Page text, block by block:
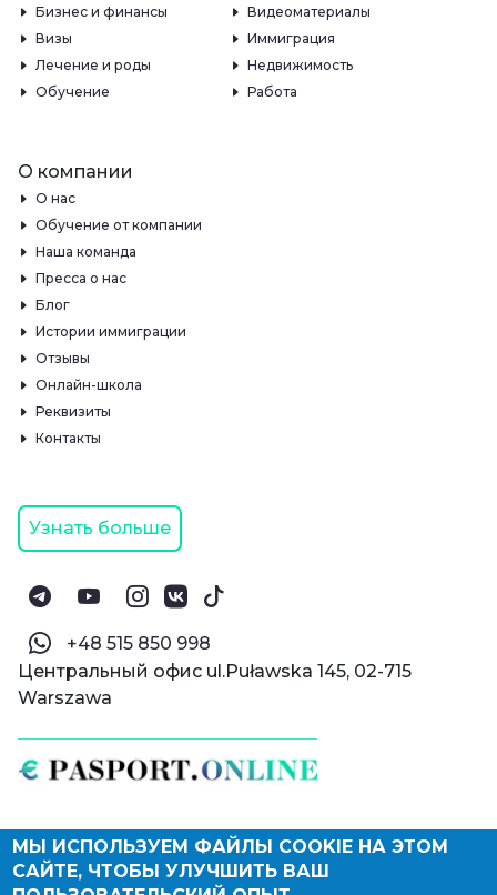
© Паспорт Онлайн 2019—2026
Политика конфиденциальности
Бизнес и финансы
Видеоматериалы
Визы
Иммиграция
Лечение и роды
Недвижимость
Обучение
Работа
О компании
О нас
Обучение от компании
Наша команда
Пресса о нас
Блог
Истории иммиграции
Отзывы
Онлайн-школа
Реквизиты
Контакты
Узнать больше
‪+48 515 850 998‬
Центральный офис ul.Puławska 145, 02-715
Warszawa
МЫ ИСПОЛЬЗУЕМ ФАЙЛЫ COOKIE НА ЭТОМ
САЙТЕ, ЧТОБЫ УЛУЧШИТЬ ВАШ